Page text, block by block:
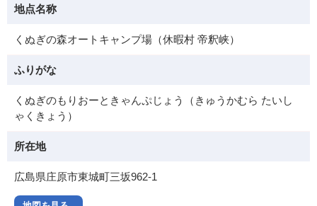
地点名称
くぬぎの森オートキャンプ場（休暇村 帝釈峡）
ふりがな
くぬぎのもりおーときゃんぷじょう（きゅうかむら たいし
ゃくきょう）
所在地
広島県庄原市東城町三坂962-1